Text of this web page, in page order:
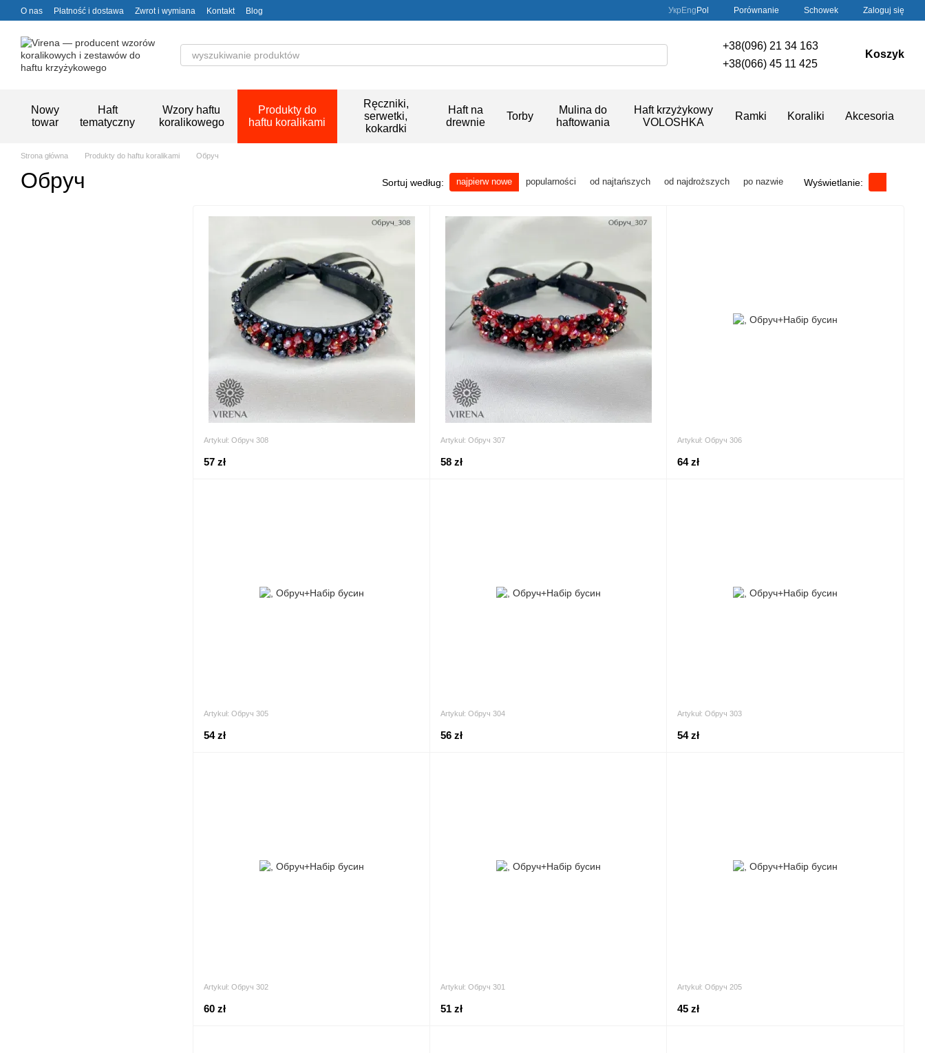
Przejdź do głównej treści
O nas Płatność i dostawa Zwrot i wymiana Kontakt Blog Укр Eng Pol Porównanie Schowek Zaloguj się
+38(096) 21 34 163
+38(066) 45 11 425
Koszyk
Nowy
towar
Haft
tematyczny
Wzory haftu
koralikowego
Produkty do
haftu koralikami
Ręczniki,
serwetki,
kokardki
Haft na
drewnie
Torby
Mulina do
haftowania
Haft krzyżykowy
VOLOSHKA
Ramki Koraliki Akcesoria
Strona główna Produkty do haftu koralikami Обруч
Обруч Sortuj według: najpierw nowe popularności od najtańszych od najdroższych po nazwie Wyświetlanie:
Artykuł: Обруч 308
57 zł
Artykuł: Обруч 307
58 zł
Artykuł: Обруч 306
64 zł
Artykuł: Обруч 305
54 zł
Artykuł: Обруч 304
56 zł
Artykuł: Обруч 303
54 zł
Artykuł: Обруч 302
60 zł
Artykuł: Обруч 301
51 zł
Artykuł: Обруч 205
45 zł